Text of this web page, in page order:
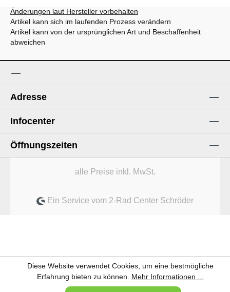
Änderungen laut Hersteller vorbehalten
Artikel kann sich im laufenden Prozess verändern
Artikel kann von der ursprünglichen Art und Beschaffenheit
abweichen
Adresse
Infocenter
Öffnungszeiten
alle Preise inkl. MwSt.
Ein Service vom 2-Rad Center Schröder
Diese Website verwendet Cookies, um eine bestmögliche
Erfahrung bieten zu können. Mehr Informationen ...